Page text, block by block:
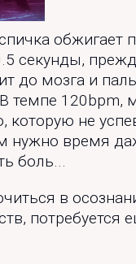
обжигает
секунды,
до мозга и
темпе 120bpm,
которую не
нужно время
боль...
в
потребуется